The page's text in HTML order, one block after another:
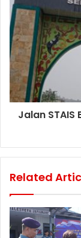
Jalan STAIS
Related